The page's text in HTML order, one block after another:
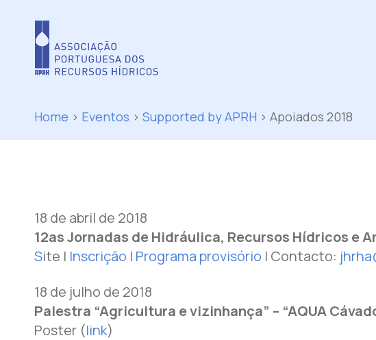
Home > Eventos > Supported by APRH > Apoiados 2018
18 de abril de 2018
12as Jornadas de Hidráulica, Recursos Hídricos e
Site | Inscrição | Programa provisório | Contacto:
18 de julho de 2018
Palestra “Agricultura e vizinhança” – “AQUA
Poster (link)